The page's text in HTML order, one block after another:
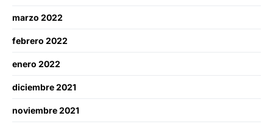
marzo 2022
febrero 2022
enero 2022
diciembre 2021
noviembre 2021